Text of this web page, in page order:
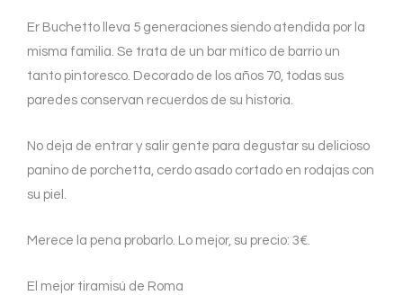
Er Buchetto lleva 5 generaciones siendo atendida por la
misma familia. Se trata de un bar mítico de barrio un
tanto pintoresco. Decorado de los años 70, todas sus
paredes conservan recuerdos de su historia.
No deja de entrar y salir gente para degustar su delicioso
panino de porchetta, cerdo asado cortado en rodajas con
su piel.
Merece la pena probarlo. Lo mejor, su precio: 3€.
El mejor tiramisú de Roma